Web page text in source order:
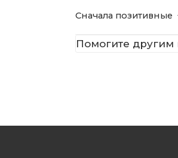
Сначала позитивные
Помогите другим